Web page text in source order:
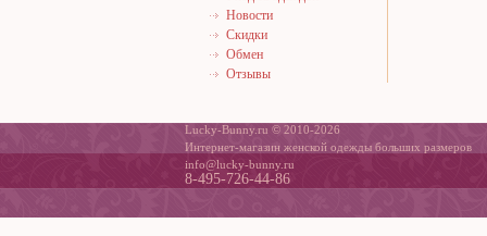
Новости
Скидки
Обмен
Отзывы
Lucky-Bunny.ru © 2010-2026
Интернет-магазин женской одежды больших размеров
info@lucky-bunny.ru
8-495-726-44-86